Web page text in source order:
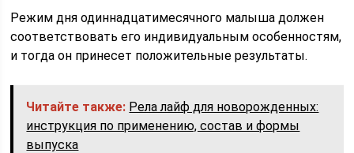
Режим дня одиннадцатимесячного малыша должен
соответствовать его индивидуальным особенностям,
и тогда он принесет положительные результаты.
Читайте также: Рела лайф для новорожденных:
инструкция по применению, состав и формы
выпуска